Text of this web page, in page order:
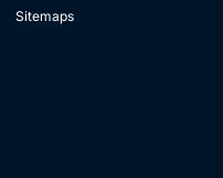
Sitemaps